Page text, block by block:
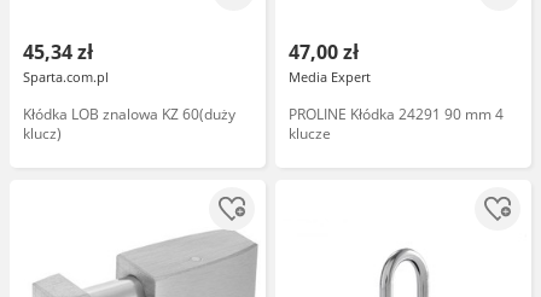
45,34 zł
Sparta.com.pl
Kłódka LOB znalowa KZ 60(duży
klucz)
47,00 zł
Media Expert
PROLINE Kłódka 24291 90 mm 4
klucze